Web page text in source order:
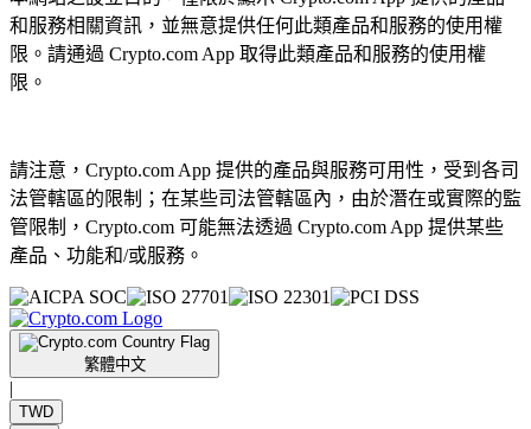
和服務相關資訊，並無意提供任何此類產品和服務的使用權
限。請通過 Crypto.com App 取得此類產品和服務的使用權
限。
請注意，Crypto.com App 提供的產品與服務可用性，受到各司
法管轄區的限制；在某些司法管轄區內，由於潛在或實際的監
管限制，Crypto.com 可能無法透過 Crypto.com App 提供某些
產品、功能和/或服務。
繁體中文
|
TWD